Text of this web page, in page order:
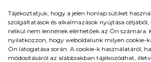
Tájékoztatjuk, hogy a jelen honlap sütiket
szolgáltatások és alkalmazások nyújtása
nélkül nem lennének elérhetőek az Ön számára.
nyilatkozzon, hogy weboldalunk milyen cookie-
Ön látogatása során. A cookie-k használatáról,
módosításáról az alábbiakban tájékozódhat,